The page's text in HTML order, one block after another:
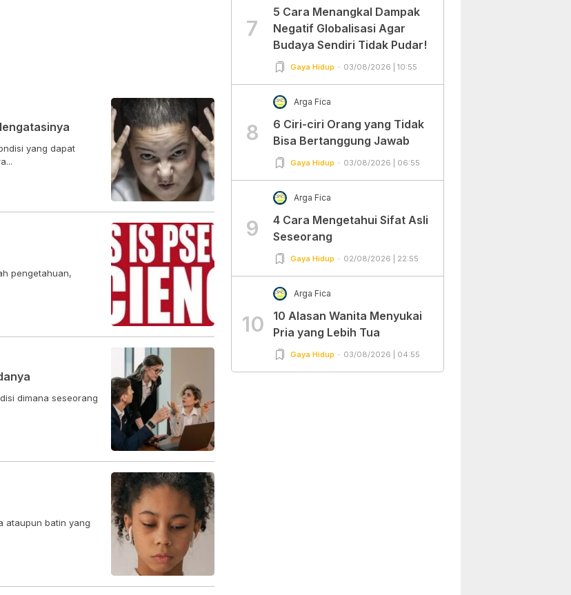
yang dapat
pengetahuan,
dimana seseorang
ataupun batin yang
7
5 Cara Menangkal Dampak
Negatif Globalisasi Agar
Budaya Sendiri Tidak Pudar!
Gaya Hidup 03/08/2026 | 10:55
8
Arga Fica
6 Ciri-ciri Orang yang Tidak
Bisa Bertanggung Jawab
Gaya Hidup 03/08/2026 | 06:55
9
Arga Fica
4 Cara Mengetahui Sifat Asli
Seseorang
Gaya Hidup 02/08/2026 | 22:55
10
Arga Fica
10 Alasan Wanita Menyukai
Pria yang Lebih Tua
Gaya Hidup 03/08/2026 | 04:55